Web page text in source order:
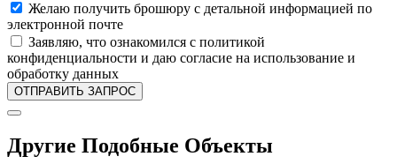
Желаю получить брошюру с детальной информацией по
электронной почте
Заявляю, что ознакомился с политикой
конфиденциальности и даю согласие на использование и
обработку данных
Другие Подобные Объекты